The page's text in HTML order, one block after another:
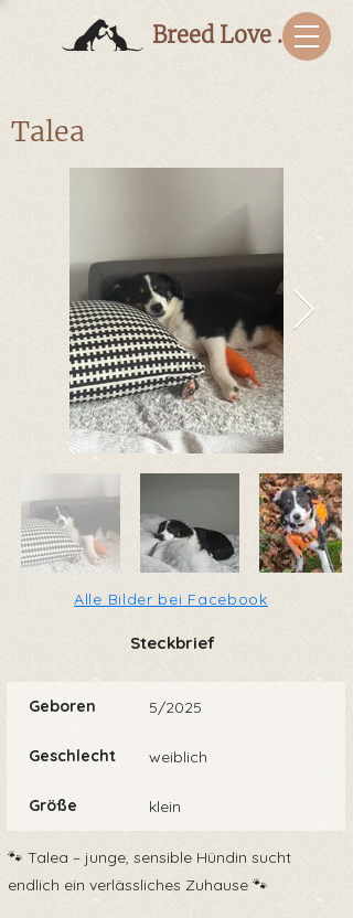
Breed Love Bulgaria
Talea
Alle Bilder bei Facebook
Steckbrief
Geboren 5/2025
Geschlecht weiblich
Größe klein
🐾 Talea – junge, sensible Hündin sucht
endlich ein verlässliches Zuhause 🐾